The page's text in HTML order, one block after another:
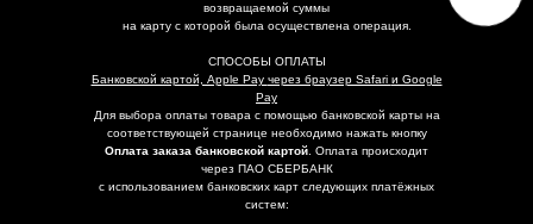
возвращаемой суммы
на карту с которой была осуществлена операция.
СПОСОБЫ ОПЛАТЫ
Банковской картой, Apple Pay через браузер Safari и Google
Pay
Для выбора оплаты товара с помощью банковской карты на
соответствующей странице необходимо нажать кнопку
Оплата заказа банковской картой . Оплата происходит
через ПАО СБЕРБАНК
с использованием банковских карт следующих платёжных
систем: